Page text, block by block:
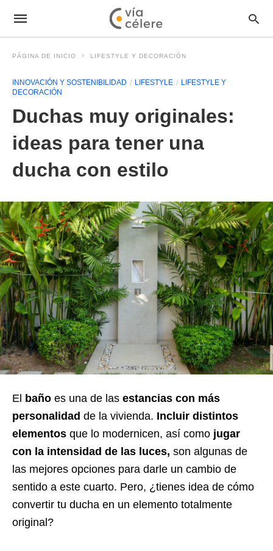
PÁGINA DE INICIO LIFESTYLE Y DECORACIÓN
INNOVACIÓN Y SOSTENIBILIDAD LIFESTYLE
LIFESTYLE Y
DECORACIÓN
Duchas muy originales:
ideas para tener una
ducha con estilo
El baño es una de las estancias con más
personalidad de la vivienda. Incluir distintos
elementos que lo modernicen, así como jugar
con la intensidad de las luces, son algunas de
las mejores opciones para darle un cambio de
sentido a este cuarto. Pero, ¿tienes idea de cómo
convertir tu ducha en un elemento totalmente
original?